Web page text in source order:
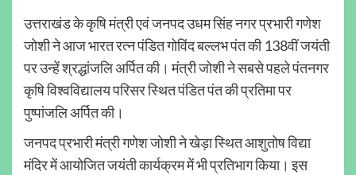
उत्तराखंड के कृषि मंत्री एवं जनपद उधम सिंह नगर प्रभारी गणेश
जोशी ने आज भारत रत्न पंडित गोविंद बल्लभ पंत की 138वीं जयंती
पर उन्हें श्रद्धांजलि अर्पित की। मंत्री जोशी ने सबसे पहले पंतनगर
कृषि विश्वविद्यालय परिसर स्थित पंडित पंत की प्रतिमा पर
पुष्पांजलि अर्पित की।
जनपद प्रभारी मंत्री गणेश जोशी ने खेड़ा स्थित आशुतोष विद्या
मंदिर में आयोजित जयंती कार्यक्रम में भी प्रतिभाग किया। इस